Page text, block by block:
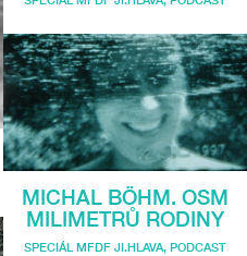
MICHAL BÖHM. OSM
MILIMETRŮ RODINY
SPECIÁL MFDF JI.HLAVA, PODCAST